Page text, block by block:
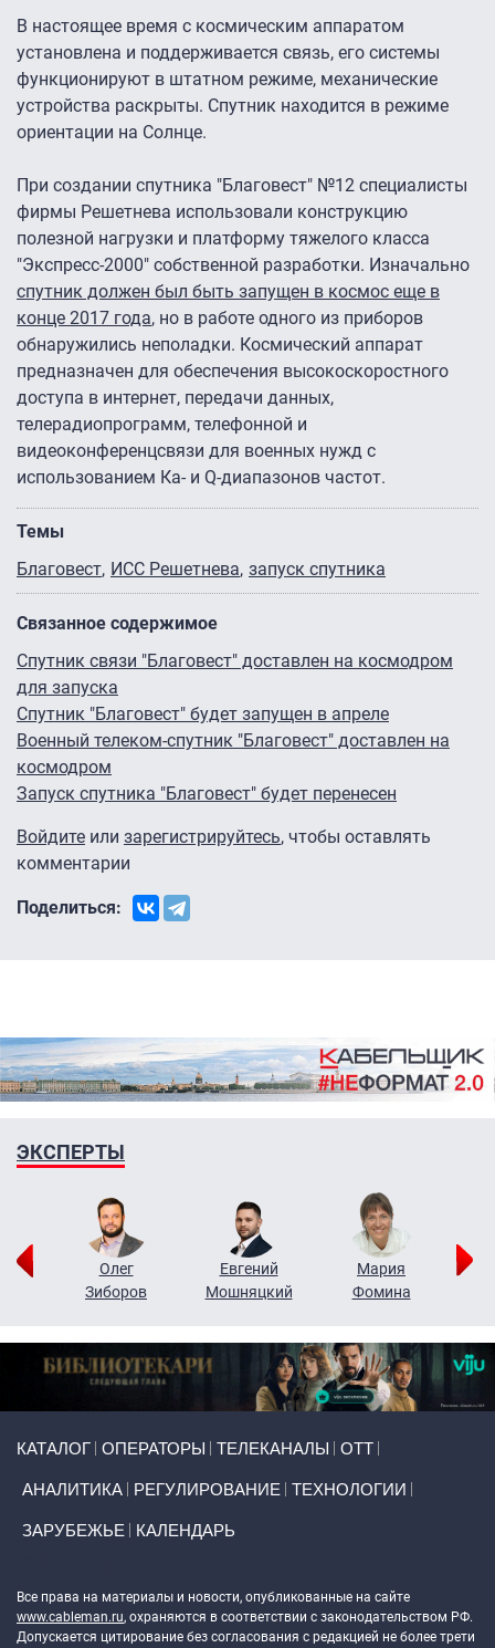
В настоящее время с космическим аппаратом
установлена и поддерживается связь, его системы
функционируют в штатном режиме, механические
устройства раскрыты. Спутник находится в режиме
ориентации на Солнце.
При создании спутника "Благовест" №12 специалисты
фирмы Решетнева использовали конструкцию
полезной нагрузки и платформу тяжелого класса
"Экспресс-2000" собственной разработки. Изначально
спутник должен был быть запущен в космос еще в
конце 2017 года, но в работе одного из приборов
обнаружились неполадки. Космический аппарат
предназначен для обеспечения высокоскоростного
доступа в интернет, передачи данных,
телерадиопрограмм, телефонной и
видеоконференцсвязи для военных нужд с
использованием Ка- и Q-диапазонов частот.
Темы
Благовест ИСС Решетнева запуск спутника
Связанное содержимое
Спутник связи "Благовест" доставлен на космодром
для запуска
Спутник "Благовест" будет запущен в апреле
Военный телеком-спутник "Благовест" доставлен на
космодром
Запуск спутника "Благовест" будет перенесен
Войдите или зарегистрируйтесь, чтобы оставлять
комментарии
Поделиться:
ЭКСПЕРТЫ
Олег
Зиборов
Евгений
Мошняцкий
Мария
Фомина
КАТАЛОГ ОПЕРАТОРЫ ТЕЛЕКАНАЛЫ ОТТ
АНАЛИТИКА РЕГУЛИРОВАНИЕ ТЕХНОЛОГИИ
ЗАРУБЕЖЬЕ КАЛЕНДАРЬ
Все права на материалы и новости, опубликованные на сайте
www.cableman.ru, охраняются в соответствии с законодательством РФ.
Допускается цитирование без согласования с редакцией не более трети